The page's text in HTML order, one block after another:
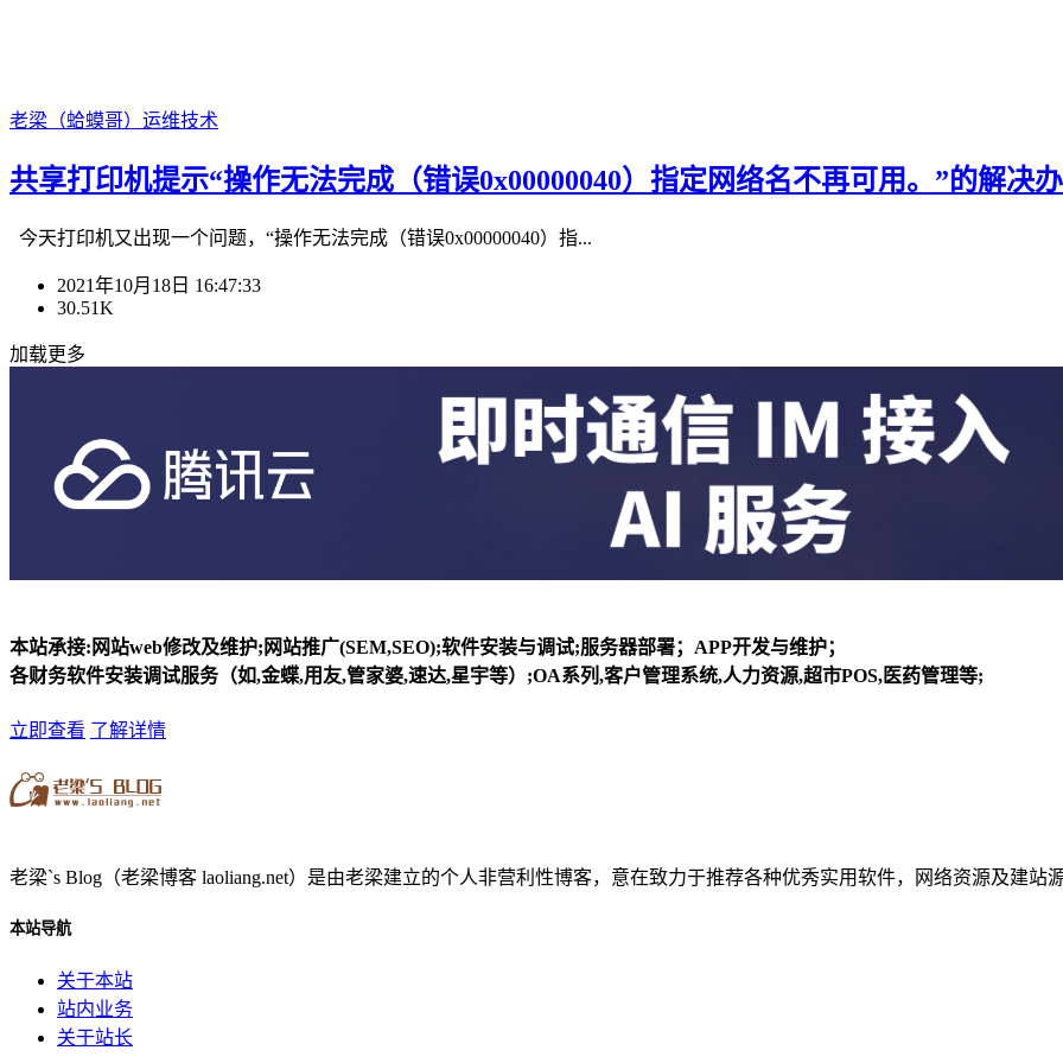
老梁（蛤蟆哥） 运维技术
共享打印机提示“操作无法完成（错误0x00000040）指定网络名不再可用。”的解决
今天打印机又出现一个问题，“操作无法完成（错误0x00000040）指...
2021年10月18日 16:47:33
30.51K
加载更多
本站承接:网站web修改及维护;网站推广(SEM,SEO);软件安装与调试;服务器部署；APP开发与维护；
各财务软件安装调试服务（如,金蝶,用友,管家婆,速达,星宇等）;OA系列,客户管理系统,人力资源,超市POS,医药管理等;
立即查看 了解详情
老梁`s Blog（老梁博客 laoliang.net）是由老梁建立的个人非营利性博客，意在致力于推荐各种优秀实用软件，网络资源及建
本站导航
关于本站
站内业务
关于站长